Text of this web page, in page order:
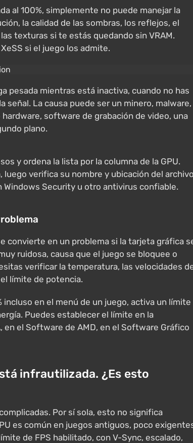
al 100%, simplemente no puede manejar la
la calidad de las sombras, los reflejos, el
texturas si te estás quedando sin VRAM.
si el juego los admite.
pesada mientras está inactiva, cuando no has
señal. La causa puede ser un minero, malware,
software de grabación de video, una
plano.
y ordena la lista por la columna de la GPU.
verifica su nombre y ubicación del
Security u otro antivirus confiable.
convierte en un problema si la tarjeta gráfica
ruidosa, causa que el juego se bloquee o
verificar la temperatura, las velocidades
límite de potencia.
en el menú de un juego, activa un límite
Puedes establecer el límite en la
en el Software de AMD, en el Software Gráfico
infrautilizada. ¿Es esto
Por sí sola, esto no significa
es común en juegos antiguos, poco
de FPS habilitado, con V-Sync, escalado,